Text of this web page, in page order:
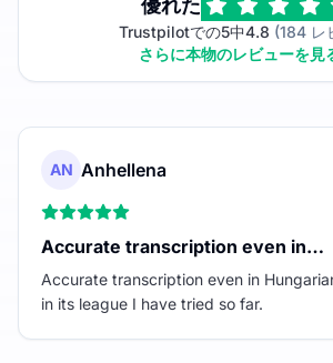
Trustpilotでの5中4.8 (184 レ
さらに本物のレビューを見
AN Anhellena
Accurate transcription even in…
Accurate transcription even in
in its league I have tried so far.